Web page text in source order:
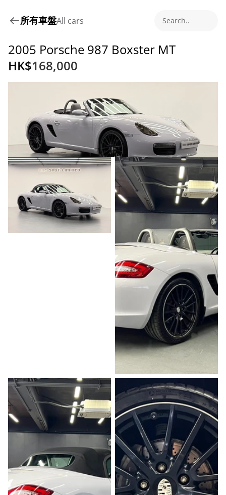
所有車盤All cars Search..
2005 Porsche 987 Boxster MT
HK$168,000